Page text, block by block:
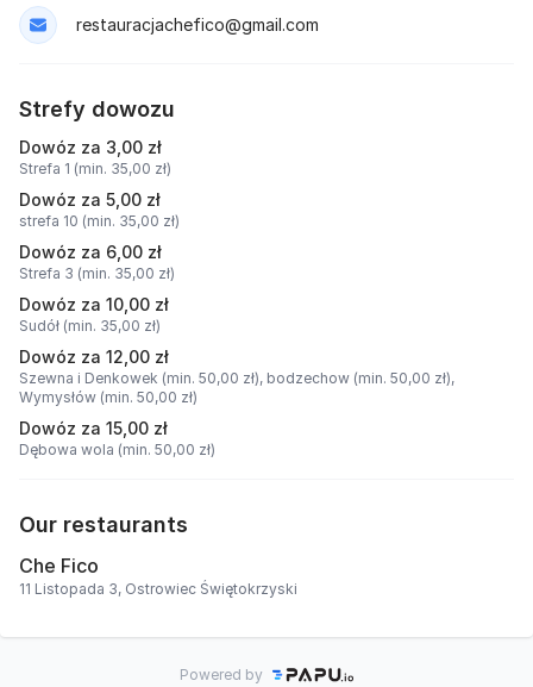
restauracjachefico@gmail.com
Strefy dowozu
Dowóz za 3,00 zł
Strefa 1 (min. 35,00 zł)
Dowóz za 5,00 zł
strefa 10 (min. 35,00 zł)
Dowóz za 6,00 zł
Strefa 3 (min. 35,00 zł)
Dowóz za 10,00 zł
Sudół (min. 35,00 zł)
Dowóz za 12,00 zł
Szewna i Denkowek (min. 50,00 zł), bodzechow (min. 50,00 zł),
Wymysłów (min. 50,00 zł)
Dowóz za 15,00 zł
Dębowa wola (min. 50,00 zł)
Our restaurants
Che Fico
11 Listopada 3, Ostrowiec Świętokrzyski
Powered by